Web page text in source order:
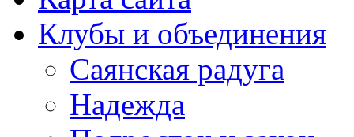
Клубы и объединения
Саянская радуга
Надежда